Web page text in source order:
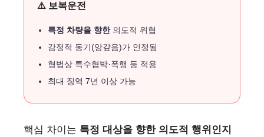
⚠️ 보복운전
특정 차량을 향한의도적 위협
감정적 동기(앙갚음)가 인정됨
형법상 특수협박·폭행 등 적용
최대 징역 7년 이상 가능
핵심 차이는 특정 대상을 향한 의도적 행위인지